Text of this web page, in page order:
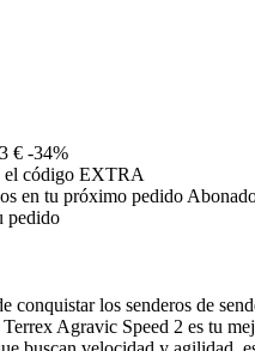
€ -34%
el código EXTRA
en tu próximo pedido
pedido
conquistar los senderos de
Agravic Speed 2 es tu